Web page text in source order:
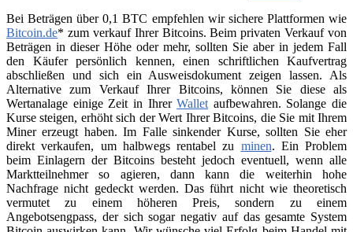
Bei Beträgen über 0,1 BTC empfehlen wir sichere Plattformen wie
Bitcoin.de* zum verkauf Ihrer Bitcoins. Beim privaten Verkauf von
Beträgen in dieser Höhe oder mehr, sollten Sie aber in jedem Fall
den Käufer persönlich kennen, einen schriftlichen Kaufvertrag
abschließen und sich ein Ausweisdokument zeigen lassen. Als
Alternative zum Verkauf Ihrer Bitcoins, können Sie diese als
Wertanalage einige Zeit in IhrerWallet aufbewahren. Solange die
Kurse steigen, erhöht sich der Wert Ihrer Bitcoins, die Sie mit Ihrem
Miner erzeugt haben. Im Falle sinkender Kurse, sollten Sie eher
direkt verkaufen, um halbwegs rentabel zu minen. Ein Problem
beim Einlagern der Bitcoins besteht jedoch eventuell, wenn alle
Marktteilnehmer so agieren, dann kann die weiterhin hohe
Nachfrage nicht gedeckt werden. Das führt nicht wie theoretisch
vermutet zu einem höheren Preis, sondern zu einem
Angebotsengpass, der sich sogar negativ auf das gesamte System